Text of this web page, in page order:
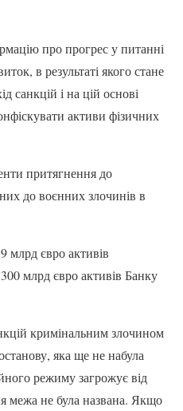
про прогрес у питанні
в результаті якого стане
санкцій і на цій основі
активи фізичних
притягнення до
до воєнних злочинів в
млрд євро активів
млрд євро активів Банку
кримінальним злочином
яка ще не набула
режиму загрожує від
межа не була названа. Якщо